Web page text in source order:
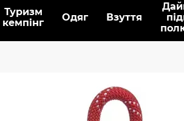
Туризм
кемпінг
Oдяг Взуття